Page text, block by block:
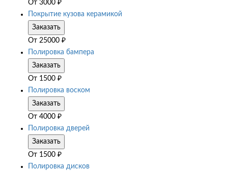
От 3000 ₽
Покрытие кузова керамикой
Заказать
От 25000 ₽
Полировка бампера
Заказать
От 1500 ₽
Полировка воском
Заказать
От 4000 ₽
Полировка дверей
Заказать
От 1500 ₽
Полировка дисков